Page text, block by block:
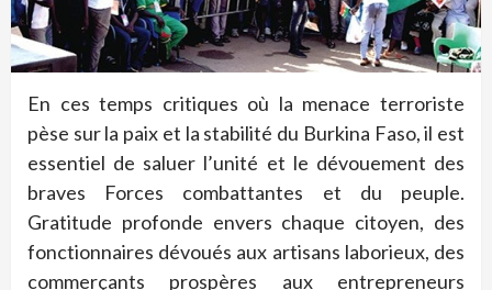
En ces temps critiques où la menace terroriste
pèse sur la paix et la stabilité du Burkina Faso, il est
essentiel de saluer l’unité et le dévouement des
braves Forces combattantes et du peuple.
Gratitude profonde envers chaque citoyen, des
fonctionnaires dévoués aux artisans laborieux, des
commerçants prospères aux entrepreneurs